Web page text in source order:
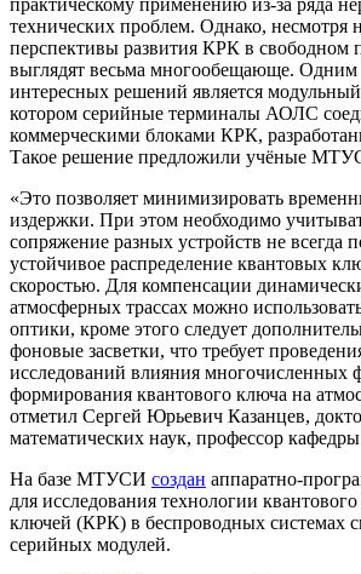
практическому применению из-за ряда
технических проблем. Однако, несмотря
перспективы развития КРК в свободном
выглядят весьма многообещающе. Одним
интересных решений является
котором серийные терминалы АОЛС
коммерческими блоками КРК,
Такое решение предложили учёные
«Это позволяет минимизировать
издержки. При этом необходимо
сопряжение разных устройств не всегда
устойчивое распределение квантовых
скоростью. Для компенсации
атмосферных трассах можно
оптики, кроме этого следует
фоновые засветки, что требует
исследований влияния многочисленных
формирования квантового ключа на
отметил Сергей Юрьевич Казанцев,
математических наук, профессор
На базе МТУСИ создан аппаратно-
для исследования технологии
ключей (КРК) в беспроводных системах
серийных модулей.